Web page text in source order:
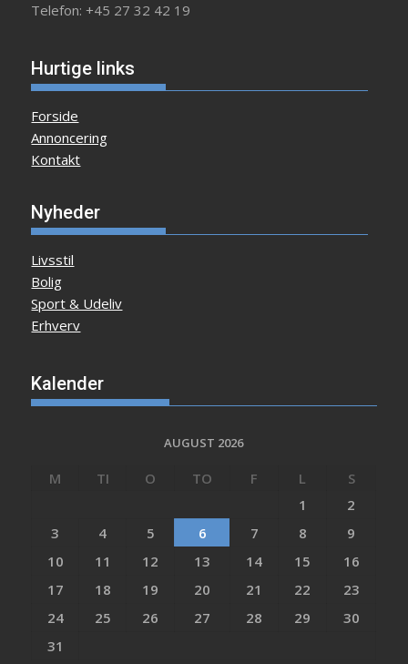
Telefon: +45 27 32 42 19
Hurtige links
Forside
Annoncering
Kontakt
Nyheder
Livsstil
Bolig
Sport & Udeliv
Erhverv
Kalender
AUGUST 2026
M TI O TO F L
S
1
2
3
4 5 6 7 8
9
10
11 12 13 14 15
16
17
18 19 20 21 22
23
24
25 26 27 28 29
30
31